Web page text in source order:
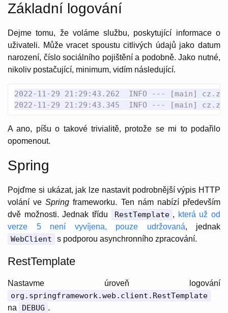
Základní logování
Dejme tomu, že voláme službu, poskytující informace o
uživateli. Může vracet spoustu citlivých údajů jako datum
narození, číslo sociálního pojištění a podobně. Jako nutné,
nikoliv postačující, minimum, vidím následující.
2022-11-29 21:29:43.262  INFO --- [main]
A ano, píšu o takové trivialitě, protože se mi to podařilo
opomenout.
Spring
Pojďme si ukázat, jak lze nastavit podrobnější výpis HTTP
volání veSpring frameworku. Ten nám nabízí především
dvě možnosti. Jednak třídu
RestTemplate , která už od
verze 5 není vyvíjena, pouze udržovaná, jednak
WebClient s podporou asynchronního zpracování.
RestTemplate
Nastavme úroveň logování
org.springframework.web.client.RestTemplate
na DEBUG .